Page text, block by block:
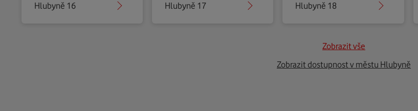
Hlubyně 16 Hlubyně 17 Hlubyně 18
Zobrazit vše
Zobrazit dostupnost v městu Hlubyně